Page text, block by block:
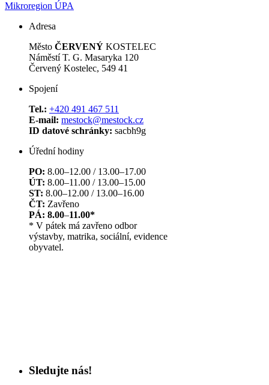
Mikroregion ÚPA
Adresa
Město ČERVENÝ KOSTELEC
Náměstí T. G. Masaryka 120
Červený Kostelec, 549 41
Spojení
Tel.: +420 491 467 511
E-mail: mestock@mestock.cz
ID datové schránky: sacbh9g
Úřední hodiny
PO: 8.00–12.00 / 13.00–17.00
ÚT: 8.00–11.00 / 13.00–15.00
ST: 8.00–12.00 / 13.00–16.00
ČT: Zavřeno
PÁ: 8.00–11.00*
* V pátek má zavřeno odbor
výstavby, matrika, sociální, evidence
obyvatel.
Sledujte nás!